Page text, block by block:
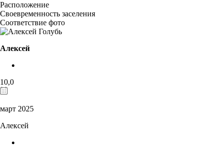
Расположение
Своевременность заселения
Соответствие фото
Алексей
10,0
март 2025
Алексей